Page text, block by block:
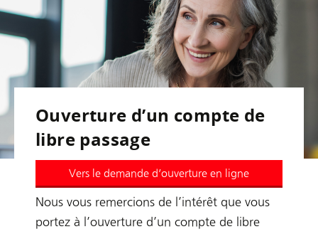
Ouverture d’un compte de
libre passage
Vers le demande d’ouverture en ligne
Nous vous remercions de l’intérêt que vous
portez à l’ouverture d’un compte de libre